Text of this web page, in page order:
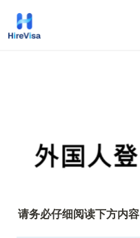
请务必仔细阅读下方内容